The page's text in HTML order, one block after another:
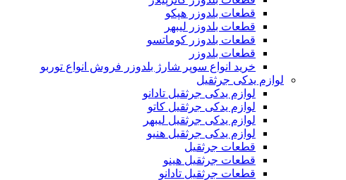
قطعات بلدوزر هپکو
قطعات بلدوزر لیبهر
قطعات بلدوزر کوماتسو
قطعات بلدوزر
خرید انواع سوپر شارژ بلدوزر فروش انواع توربو
لوازم یدکی جرثقیل
لوازم یدکی جرثقیل تادانو
لوازم یدکی جرثقیل کاتو
لوازم یدکی جرثقیل لیبهر
لوازم یدکی جرثقیل هنیو
قطعات جرثقیل
قطعات جرثقیل هینو
قطعات جرثقیل تادانو